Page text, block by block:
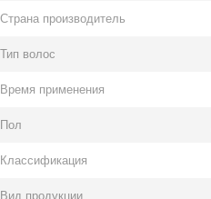
Страна производитель
Тип волос
Время применения
Пол
Классификация
Вид продукции